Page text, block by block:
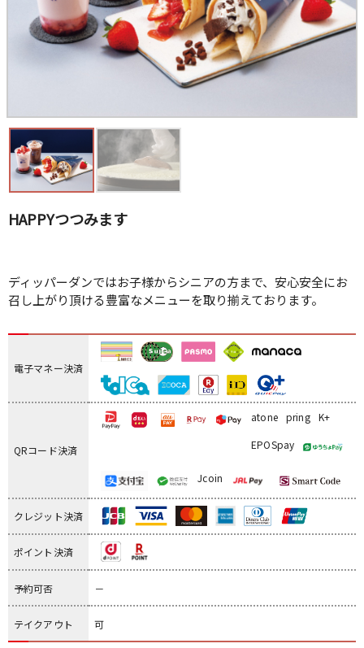
HAPPYつつみます
ディッパーダンではお子様からシニアの方まで、安心安全にお
召し上がり頂ける豊富なメニューを取り揃えております。
電子マネー決済
QRコード決済
atone pring
K+
EPOSpay
Jcoin
クレジット決済
ポイント決済
予約可否 －
テイクアウト 可